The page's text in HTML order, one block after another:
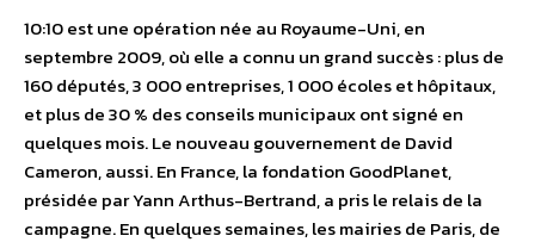
10:10 est une opération née au Royaume-Uni, en
septembre 2009, où elle a connu un grand succès : plus de
160 députés, 3 000 entreprises, 1 000 écoles et hôpitaux,
et plus de 30 % des conseils municipaux ont signé en
quelques mois. Le nouveau gouvernement de David
Cameron, aussi. En France, la fondation GoodPlanet,
présidée par Yann Arthus-Bertrand, a pris le relais de la
campagne. En quelques semaines, les mairies de Paris, de